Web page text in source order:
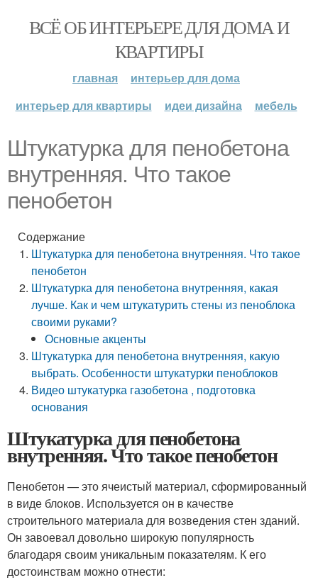
ВСЁ ОБ ИНТЕРЬЕРЕ ДЛЯ ДОМА И
КВАРТИРЫ
главная
интерьер для дома
интерьер для квартиры
идеи дизайна мебель
Штукатурка для пенобетона
внутренняя. Что такое
пенобетон
Содержание
Штукатурка для пенобетона внутренняя. Что такое
пенобетон
Штукатурка для пенобетона внутренняя, какая
лучше. Как и чем штукатурить стены из пеноблока
своими руками?
Основные акценты
Штукатурка для пенобетона внутренняя, какую
выбрать. Особенности штукатурки пеноблоков
Видео штукатурка газобетона , подготовка
основания
Штукатурка для пенобетона
внутренняя. Что такое пенобетон
Пенобетон — это ячеистый материал, сформированный
в виде блоков. Используется он в качестве
строительного материала для возведения стен зданий.
Он завоевал довольно широкую популярность
благодаря своим уникальным показателям. К его
достоинствам можно отнести: